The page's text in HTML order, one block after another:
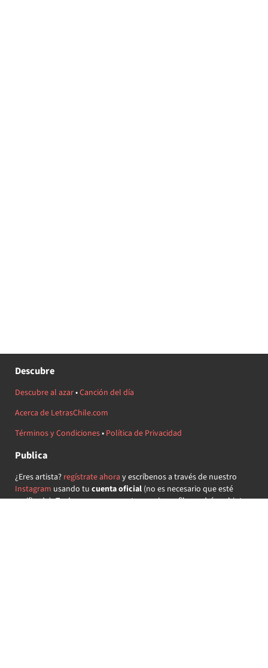
Descubre
Descubre al azar•Canción del día
Acerca de LetrasChile.com
Términos y Condiciones• Política de Privacidad
Publica
¿Eres artista? regístrate ahora y escríbenos a través de nuestro
Instagram usando tu cuenta oficial(no es necesario que esté
verificada) ¡Te daremos acceso a tu propio perfil y podrás subir tus